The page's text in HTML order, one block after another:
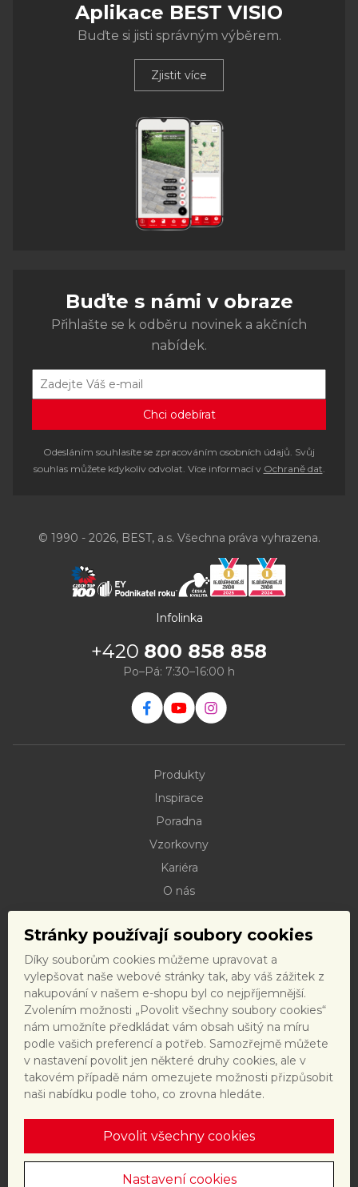
Stránky používají soubory cookies
Díky souborům cookies můžeme upravovat a
vylepšovat naše webové stránky tak, aby váš zážitek z
nakupování v našem e-shopu byl co nejpříjemnější.
Zvolením možnosti „Povolit všechny soubory cookies“
nám umožníte předkládat vám obsah ušitý na míru
podle vašich preferencí a potřeb. Samozřejmě můžete
v nastavení povolit jen některé druhy cookies, ale v
takovém případě nám omezujete možnosti přizpůsobit
naši nabídku podle toho, co zrovna hledáte.
Nastavení cookies
Povolit všechny cookies
Aplikace BEST VISIO
Buďte si jisti správným výběrem.
Zjistit více
Buďte s námi v obraze
Přihlašte se k odběru novinek a akčních
nabídek.
Odesláním souhlasíte se zpracováním osobních údajů. Svůj
souhlas můžete kdykoliv odvolat. Více informací v Ochraně dat.
© 1990 - 2026, BEST, a.s. Všechna práva vyhrazena.
Infolinka
+420 800 858 858
Po–Pá: 7:30–16:00 h
Produkty
Inspirace
Poradna
Vzorkovny
Kariéra
O nás
Dokumenty ke stažení
Doprava
Reklamační řád
Reklamační formulář
Obchodní podmínky a právní předpisy
Ochrana dat
Nastavení cookies
Tento web je chráněn reCAPTCHA a platízásady ochrany
smluvní podmínkyspolečnosti Google.